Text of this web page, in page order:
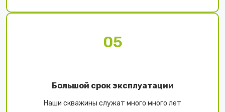
05
Большой срок эксплуатации
Наши скважины служат много много лет